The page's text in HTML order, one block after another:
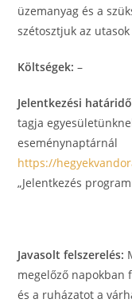
üzemanyag és a
szétosztjuk az utasok
Költségek: –
Jelentkezési
tagja
eseménynaptárnál
https://
„Jelentkezés
Javasolt felszerelés:
megelőző napokban
és a ruházatot a